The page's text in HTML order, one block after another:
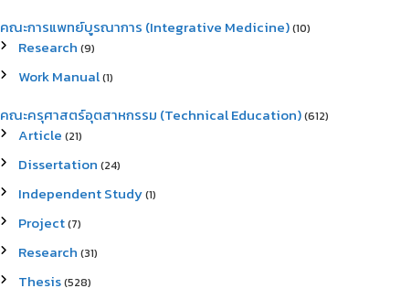
คณะการแพทย์บูรณาการ (Integrative Medicine)(10)
Research (9)
Work Manual(1)
คณะครุศาสตร์อุตสาหกรรม (Technical Education)(612)
Article (21)
Dissertation (24)
Independent Study(1)
Project(7)
Research (31)
Thesis(528)